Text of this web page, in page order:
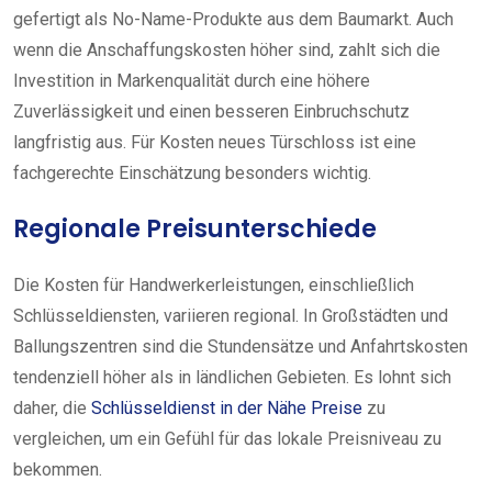
gefertigt als No-Name-Produkte aus dem Baumarkt. Auch
wenn die Anschaffungskosten höher sind, zahlt sich die
Investition in Markenqualität durch eine höhere
Zuverlässigkeit und einen besseren Einbruchschutz
langfristig aus. Für Kosten neues Türschloss ist eine
fachgerechte Einschätzung besonders wichtig.
Regionale Preisunterschiede
Die Kosten für Handwerkerleistungen, einschließlich
Schlüsseldiensten, variieren regional. In Großstädten und
Ballungszentren sind die Stundensätze und Anfahrtskosten
tendenziell höher als in ländlichen Gebieten. Es lohnt sich
daher, die Schlüsseldienst in der Nähe Preise zu
vergleichen, um ein Gefühl für das lokale Preisniveau zu
bekommen.